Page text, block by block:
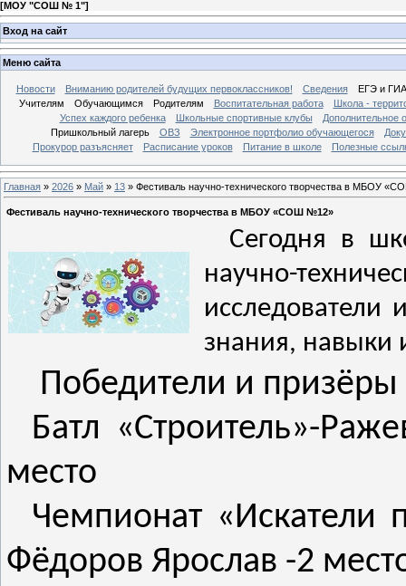
[МОУ "СОШ № 1"]
Вход на сайт
Меню сайта
Новости Вниманию родителей будущих первоклассников! Сведения
ЕГЭ и ГИА
Учителям
Обучающимся Родителям Воспитательная работа
Школа -
Успех каждого ребенка
Школьные спортивные клубы
Дополнительное
Пришкольный лагерь
ОВЗ Электронное портфолио обучающегося
Прокурор разъясняет
Расписание уроков Питание в школе Полезные
Главная » 2026 » Май » 13 » Фестиваль научно-технического творчества в МБОУ
Фестиваль научно-технического творчества в МБОУ «СОШ №12»
Сегодня в
научно-
исследователи
знания, навыки
Победители и
Батл «Строитель»-
место
Чемпионат «Искатели
Фёдоров Ярослав -2